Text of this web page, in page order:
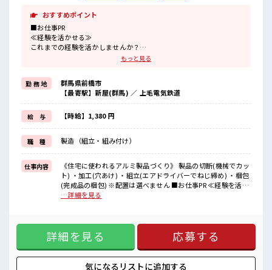
おすすめポイント
■お仕事PR
≪経験を活かせる≫
これまでの経験を活かしませんか？
≪残業で収入アップ≫
高収入を希望される方にオススメ。
残業は月20時間以上あります♪
≪土日祝に休めるお仕事≫
家族と友人と一緒にプライベート満喫！
≪動きやすい制服アリ≫
制服があるので、
毎日の服装の悩み解消♪
制服通勤OK！
≪プライベート重視で収入アップ≫
生活スタイルに合わせた働き方もできる、
派遣のお仕事です！
鍵なしだけどお弁当など入れる個人ロッカーあり！
制服通勤がOK！
無料の駐車場完備！
残業も多めでがっちり高収入を目指せます！
もっと見る
勤 務 地
群馬県前橋市
【最寄駅】新屋(群馬) ／ 上毛電気鉄道
給 与 【時給】1,380 円
職 種 製造（組立・組み付け）
仕事内容
《住宅に使われるアルミ製品づくり》 製品の切断(機械でカッ
ト) ・加工(穴あけ) ・組立(エアドライバーでねじ締め) ・梱包
(完成品の梱包) ※配置は選べません ■お仕事PR ≪経験を活か
せる≫ これまでの経験を活かしませんか？ ブランクがあって
時間以上あります♪ ≪土日祝に休めるお仕事≫ 家族と友人と
一緒にプライベート満喫！ ≪動きやすい制服アリ≫ 制服があ
るので、 毎日の服装の悩み解消♪ 制服通勤OK！ ≪プライベ
ート重視で収入アップ≫ 生活スタイルに合わせた働き方もで
きる、 派遣のお仕事です！ ■職場の雰囲気 休憩時間にゆっく
…詳細を見る
詳細を見る 応募する
気になるリストに追加する